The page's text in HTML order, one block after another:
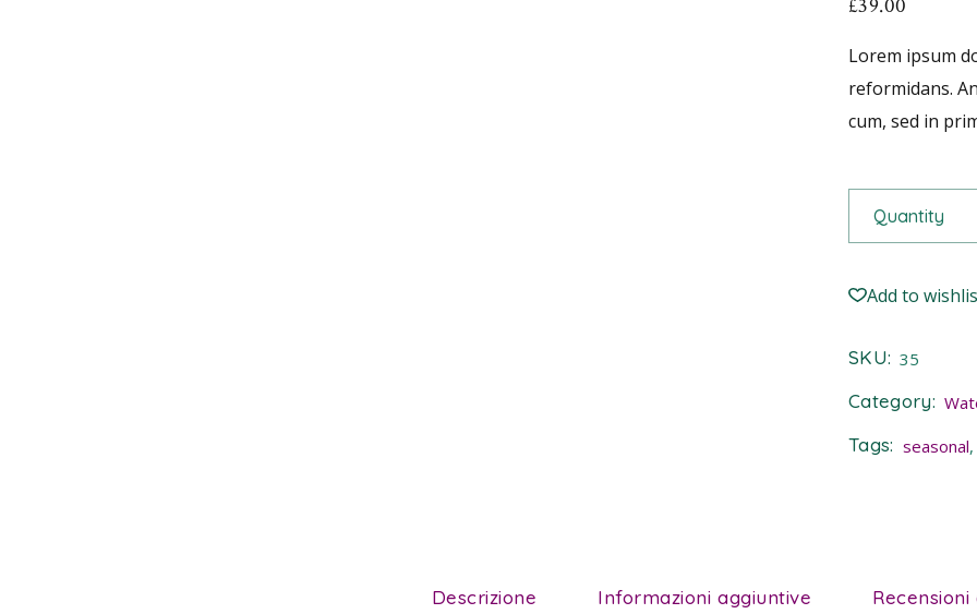
£39.00
Lorem ipsum
reformidans.
cum, sed in
Gaura quantity
Quantity
Add to
SKU: 35
Category:
Tags: seasonal,
Descrizione Informazioni aggiuntive Recensioni